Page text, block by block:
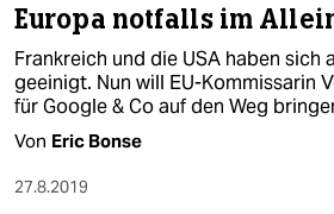
Europa notfalls im
Frankreich und die USA haben sich
geeinigt. Nun will EU-Kommissarin
für Google & Co auf den Weg
Von Eric Bonse
27.8.2019